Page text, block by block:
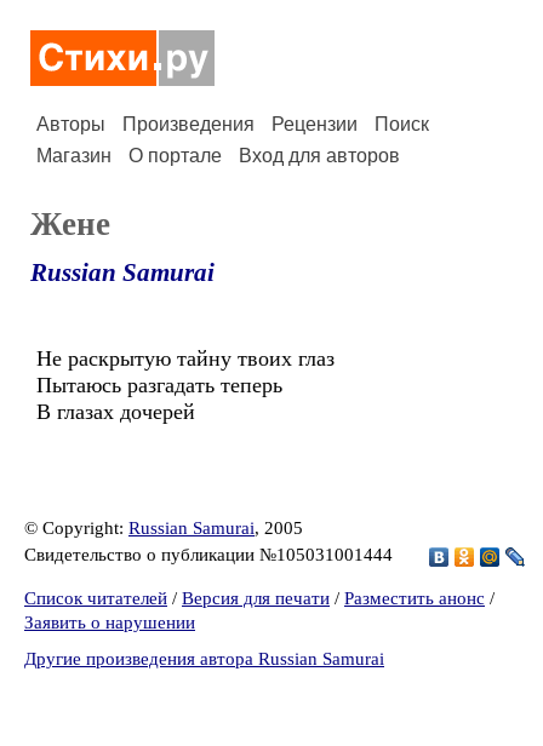
Авторы Произведения Рецензии
Поиск
Магазин
О портале Вход для авторов
Жене
Russian Samurai
Не раскрытую тайну твоих глаз
Пытаюсь разгадать теперь
В глазах дочерей
© Copyright: Russian Samurai, 2005
Свидетельство о публикации №105031001444
Список читателей / Версия для печати / Разместить анонс /
Заявить о нарушении
Другие произведения автора Russian Samurai